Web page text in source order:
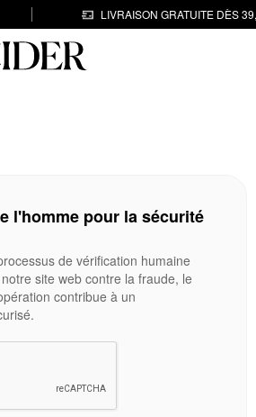
LIVRAISON GRATUITE DÈS
l'homme pour la sécurité
de vérification humaine
site web contre la fraude, le
contribue à un